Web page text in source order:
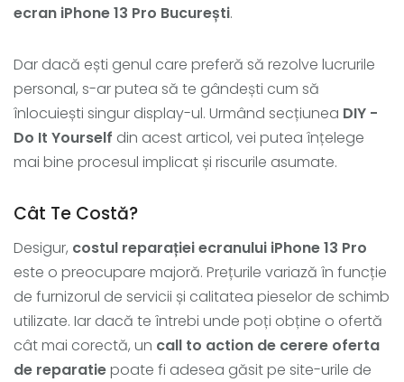
ecran iPhone 13 Pro București.
Dar dacă ești genul care preferă să rezolve lucrurile
personal, s-ar putea să te gândești cum să
înlocuiești singur display-ul. Urmând secțiunea DIY -
Do It Yourself din acest articol, vei putea înțelege
mai bine procesul implicat și riscurile asumate.
Cât Te Costă?
Desigur, costul reparației ecranului iPhone 13 Pro
este o preocupare majoră. Prețurile variază în funcție
de furnizorul de servicii și calitatea pieselor de schimb
utilizate. Iar dacă te întrebi unde poți obține o ofertă
cât mai corectă, un call to action de cerere oferta
de reparatiepoate fi adesea găsit pe site-urile de